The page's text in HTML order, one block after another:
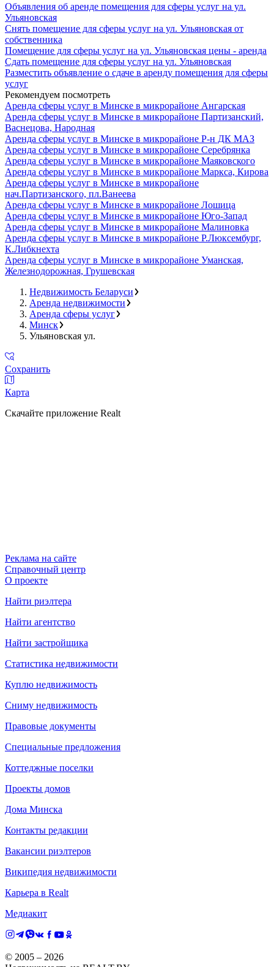
Объявления об аренде помещения для сферы услуг на ул.
Ульяновская
Снять помещение для сферы услуг на ул. Ульяновская от
собственника
Помещение для сферы услуг на ул. Ульяновская цены - аренда
Сдать помещение для сферы услуг на ул. Ульяновская
Разместить объявление о сдаче в аренду помещения для сферы
услуг
Рекомендуем посмотреть
Аренда сферы услуг в Минске в микрорайоне Ангарская
Аренда сферы услуг в Минске в микрорайоне Партизанский,
Васнецова, Народная
Аренда сферы услуг в Минске в микрорайоне Р-н ДК МАЗ
Аренда сферы услуг в Минске в микрорайоне Серебрянка
Аренда сферы услуг в Минске в микрорайоне Маяковского
Аренда сферы услуг в Минске в микрорайоне Маркса, Кирова
Аренда сферы услуг в Минске в микрорайоне
нач.Партизанского, пл.Ванеева
Аренда сферы услуг в Минске в микрорайоне Лошица
Аренда сферы услуг в Минске в микрорайоне Юго-Запад
Аренда сферы услуг в Минске в микрорайоне Малиновка
Аренда сферы услуг в Минске в микрорайоне Р.Люксембург,
К.Либкнехта
Аренда сферы услуг в Минске в микрорайоне Уманская,
Железнодорожная, Грушевская
Недвижимость Беларуси
Аренда недвижимости
Аренда сферы услуг
Минск
Ульяновская ул.
Сохранить
Карта
Скачайте приложение Realt
Реклама на сайте
Справочный центр
О проекте
Найти риэлтера
Найти агентство
Найти застройщика
Статистика недвижимости
Куплю недвижимость
Сниму недвижимость
Правовые документы
Специальные предложения
Коттеджные поселки
Проекты домов
Дома Минска
Контакты редакции
Вакансии риэлтеров
Википедия недвижимости
Карьера в Realt
Медиакит
© 2005 – 2026